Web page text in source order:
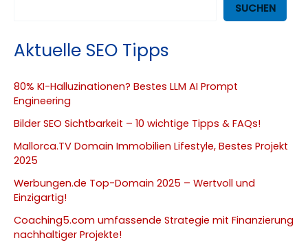
SUCHEN
Aktuelle SEO Tipps
80% KI-Halluzinationen? Bestes LLM AI Prompt
Engineering
Bilder SEO Sichtbarkeit – 10 wichtige Tipps & FAQs!
Mallorca.TV Domain Immobilien Lifestyle, Bestes Projekt
2025
Werbungen.de Top-Domain 2025 – Wertvoll und
Einzigartig!
Coaching5.com umfassende Strategie mit Finanzierung
nachhaltiger Projekte!